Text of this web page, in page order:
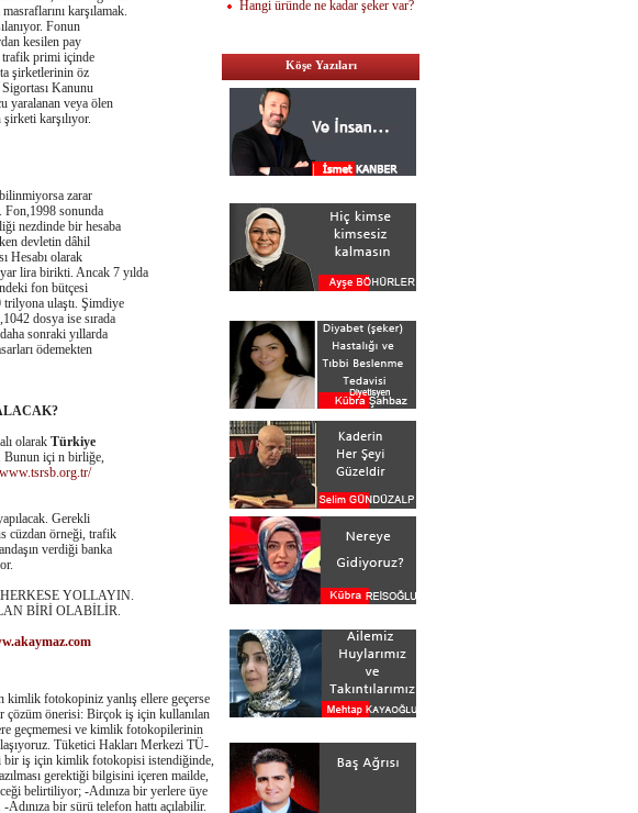
karşılamak.
Fonun
kesilen pay
trafik primi içinde
şirketlerinin öz
Kanunu
yaralanan veya ölen
karşılıyor.
zarar
Fon,1998 sonunda
nezdinde bir hesaba
devletin dâhil
Hesabı olarak
lira birikti. Ancak 7 yılda
fon bütçesi
ulaştı. Şimdiye
dosya ise sırada
sonraki yıllarda
ödemekten
olarak Türkiye
Bunun içi n birliğe,
Gerekli
cüzdan örneği, trafik
verdiği banka
YOLLAYIN.
BİRİ OLABİLİR.
kimlik fotokopiniz yanlış ellere geçerse
çözüm önerisi: Birçok iş için kullanılan
geçmemesi ve kimlik fotokopilerinin
Tüketici Hakları Merkezi TÜ-
bir iş için kimlik fotokopisi istendiğinde,
gerektiği bilgisini içeren mailde,
belirtiliyor; -Adınıza bir yerlere üye
bir sürü telefon hattı açılabilir.
Hangi üründe ne kadar şeker var?
Köşe Yazıları